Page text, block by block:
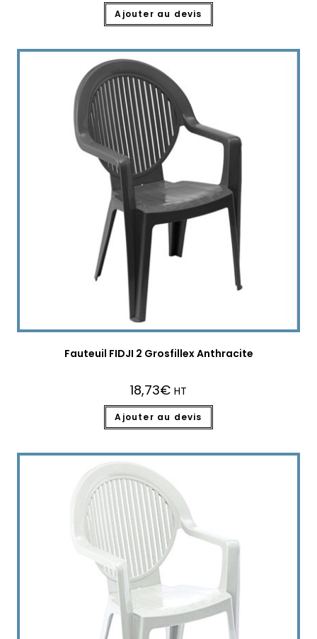
Ajouter au devis
Fauteuil FIDJI 2 Grosfillex Anthracite
18,73€ HT
Ajouter au devis